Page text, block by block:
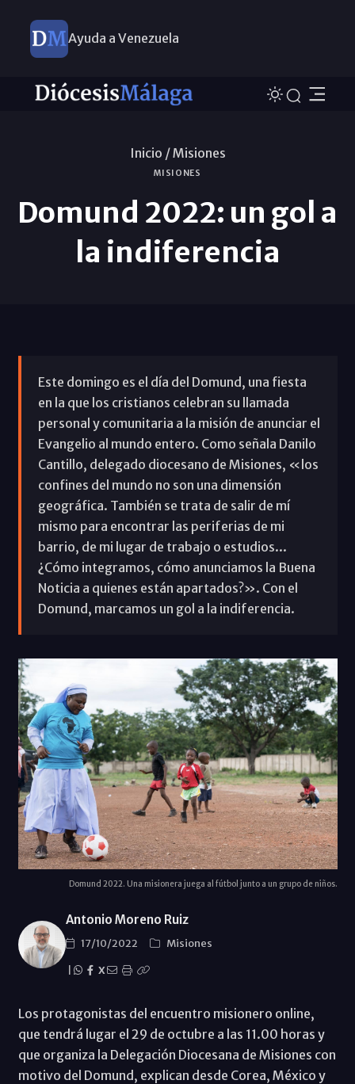
Ayuda a Venezuela
Inicio /Misiones
MISIONES
Domund 2022: un gol a
la indiferencia
Este domingo es el día del Domund, una fiesta
en la que los cristianos celebran su llamada
personal y comunitaria a la misión de anunciar el
Evangelio al mundo entero. Como señala Danilo
Cantillo, delegado diocesano de Misiones, «los
confines del mundo no son una dimensión
geográfica. También se trata de salir de mí
mismo para encontrar las periferias de mi
barrio, de mi lugar de trabajo o estudios...
¿Cómo integramos, cómo anunciamos la Buena
Noticia a quienes están apartados?». Con el
Domund, marcamos un gol a la indiferencia.
Domund 2022. Una misionera juega al fútbol junto a un grupo de niños.
Antonio Moreno Ruiz
17/10/2022
Misiones
X
Los protagonistas del encuentro misionero online,
que tendrá lugar el 29 de octubre a las 11.00 horas y
que organiza la Delegación Diocesana de Misiones con
motivo del Domund, explican desde Corea, México y